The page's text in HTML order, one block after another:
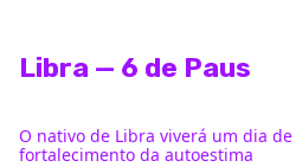
Libra — 6 de Paus
O nativo de Libra viverá um dia
fortalecimento da autoestima